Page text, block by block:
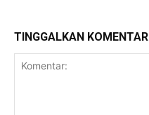
TINGGALKAN KOMENTAR